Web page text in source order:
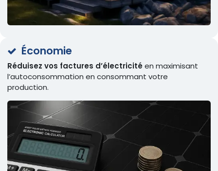
Économie
Réduisez vos factures d’électricitéen maximisant
l’autoconsommation en consommant votre
production.